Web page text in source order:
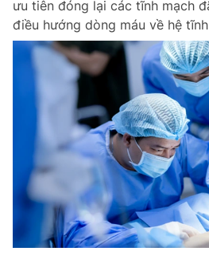
ưu tiên đóng lại các tĩnh mạch
điều hướng dòng máu về hệ